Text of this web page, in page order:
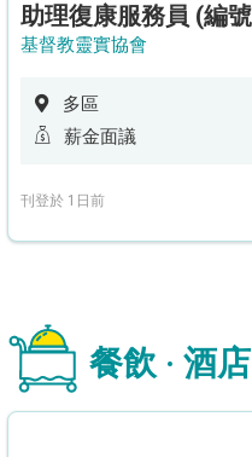
基督教靈實協會
多區
薪金面議
刊登於 1日前
餐飲 · 酒店